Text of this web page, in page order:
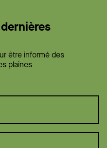
être informé des
plaines